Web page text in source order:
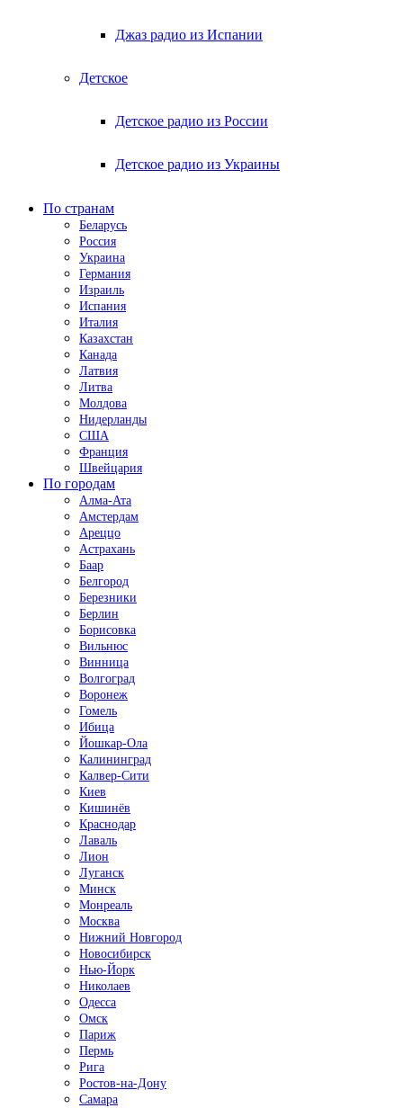
Джаз радио из Испании
Детское
Детское радио из России
Детское радио из Украины
По странам
Беларусь
Россия
Украина
Германия
Израиль
Испания
Италия
Казахстан
Канада
Латвия
Литва
Молдова
Нидерланды
США
Франция
Швейцария
По городам
Алма-Ата
Амстердам
Ареццо
Астрахань
Баар
Белгород
Березники
Берлин
Борисовка
Вильнюс
Винница
Волгоград
Воронеж
Гомель
Ибица
Йошкар-Ола
Калининград
Калвер-Сити
Киев
Кишинёв
Краснодар
Лаваль
Лион
Луганск
Минск
Монреаль
Москва
Нижний Новгород
Новосибирск
Нью-Йорк
Николаев
Одесса
Омск
Париж
Пермь
Рига
Ростов-на-Дону
Самара